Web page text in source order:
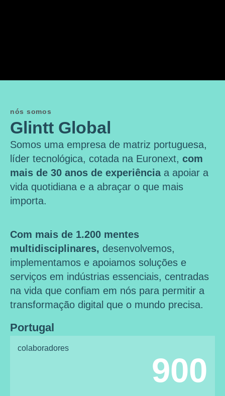
nós somos
Glintt Global
Somos uma empresa de matriz portuguesa,
líder tecnológica, cotada na Euronext, com
mais de 30 anos de experiênciaa apoiar a
vida quotidiana e a abraçar o que mais
importa.
Com mais de 1.200 mentes
multidisciplinares, desenvolvemos,
implementamos e apoiamos soluções e
serviços em indústrias essenciais, centradas
na vida que confiam em nós para permitir a
transformação digital que o mundo precisa.
Portugal
colaboradores
900